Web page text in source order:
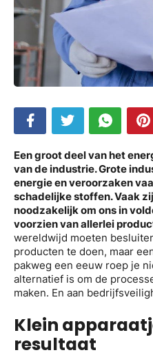
Een groot deel van het
van de industrie. Grote
energie en veroorzaken
schadelijke stoffen. Vaak
noodzakelijk om ons in
voorzien van allerlei
wereldwijd moeten
producten te doen, maar
pakweg een eeuw roep je
alternatief is om de
maken. En aan
Klein
resultaat